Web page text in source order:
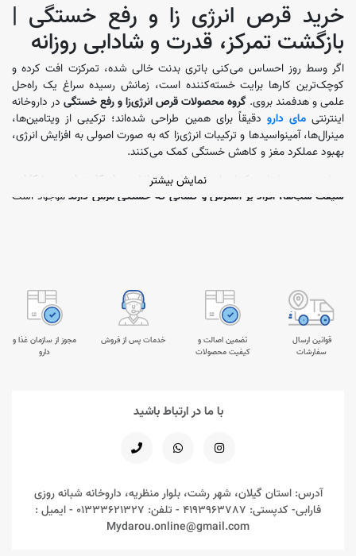
خرید قرص انرژی‌ زا و رفع خستگی |
بازگشت تمرکز، قدرت و شادابی روزانه
اگر وسط روز احساس می‌کنی باتری بدنت خالی شده، تمرکزت افت کرده و
کوچک‌ترین کارها برایت خسته‌کننده است، زمانش رسیده سراغ یک راه‌حل
علمی و هدفمند بروی. گروه محصولات قرص انرژی‌زا و رفع خستگی در داروخانه
اینترنتیمای دارو دقیقاً برای همین طراحی شده‌اند؛ ترکیبی از ویتامین‌ها،
مینرال‌ها، آمینواسیدها و ترکیبات انرژی‌زا که به صورت اصولی به افزایش انرژی،
بهبود عملکرد مغز و کاهش خستگی کمک می‌کنند.
در این دسته، انواع مکمل‌های انرژی‌زا برایدانشجوها، کارمندان، ورزشکاران،
شیفت‌ شب‌ها، افراد پر استرس و کسانی که خستگی مزمن دارند موجود است
می‌تواند انتخاب هوشمندانه‌ای باشد؟
بسیاری از افراد برای رفع خستگی به قهوه و نوشیدنی‌های کافئین‌دار پناه
می‌برند؛ اما
مکمل‌های انرژی‌زا علمی و استاندارد
با ترکیبی از ویتامین‌های گروه
خستگی فقط به عضلات محدود نمی‌شود؛ مغز خسته، تمرکز، حافظه و
خستگی جسمی و هم خستگی ذهنی را هدف می‌گیرند.
نمایش بیشتر
قوانین ارسال
سفارشات
تضمین اصالت و
کیفیت محصولات
خدمات پس از فروش
مجوز از سازمان غذا و
دارو
با ما در ارتباط باشید
آدرس: استان گیلان، شهر رشت، بلوار منظریه، داروخانه شبانه روزی
فارابی- کدپستی: 4193963787 - تلفن: 01333621327 - ایمیل :
Mydarou.online@gmail.com